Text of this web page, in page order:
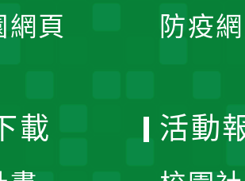
網頁 防疫
載 活動